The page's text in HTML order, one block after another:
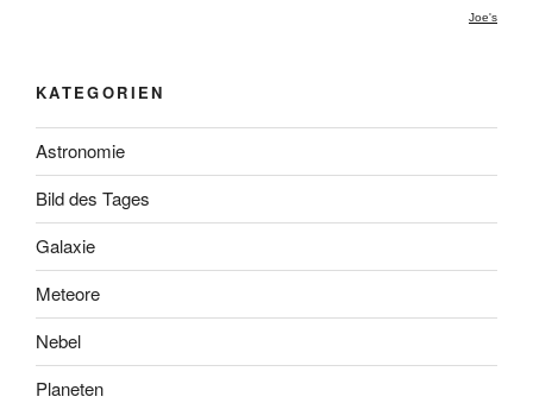
Joe's
KATEGORIEN
Astronomie
Bild des Tages
Galaxie
Meteore
Nebel
Planeten